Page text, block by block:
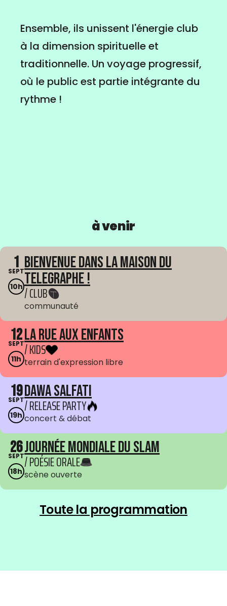
Ensemble, ils unissent l'énergie club
à la dimension spirituelle et
traditionnelle. Un voyage progressif,
où le public est partie intégrante du
rythme !
à venir
1
SEPT
10h
Bienvenue dans La Maison du
Telegraphe !
/ CLUB
communauté
12
SEPT
11h
La Rue aux enfants
/ KIDS
terrain d'expression libre
19
SEPT
19h
Dawa Salfati
/ RELEASE PARTY
concert & débat
26
SEPT
18h
Journée mondiale du Slam
/ POÉSIE ORALE
scène ouverte
Toute la programmation